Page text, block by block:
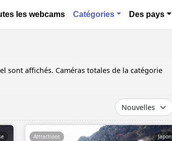
навигация
les webcams Catégories Des pays
sont affichés. Caméras totales de la catégorie
Attractions Japon